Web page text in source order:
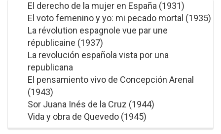
El derecho de la mujer en España (1931)
El voto femenino y yo: mi pecado mortal (1935)
La révolution espagnole vue par une
républicaine (1937)
La revolución española vista por una
republicana
El pensamiento vivo de Concepción Arenal
(1943)
Sor Juana Inés de la Cruz (1944)
Vida y obra de Quevedo (1945)